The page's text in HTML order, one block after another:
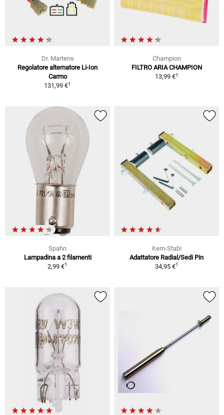
Dr. Martens
Regolatore alternatore Li-Ion
Carmo
131,99 €1
Champion
FILTRO ARIA CHAMPION
13,99 €1
Spahn
Lampadina a 2 filamenti
2,99 €1
Kern-Stabi
Adattatore Radial/Sedi Pin
34,95 €1